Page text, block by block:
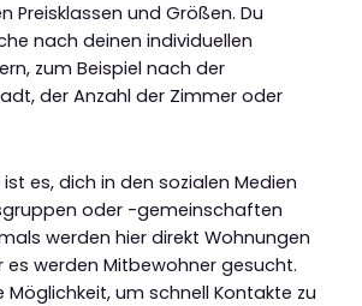
Preisklassen und Größen. Du
nach deinen individuellen
zum Beispiel nach der
der Anzahl der Zimmer oder
es, dich in den sozialen Medien
oder -gemeinschaften
werden hier direkt Wohnungen
werden Mitbewohner gesucht.
Möglichkeit, um schnell Kontakte zu